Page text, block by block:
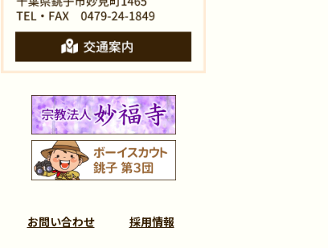
お問い合わせ
採用情報